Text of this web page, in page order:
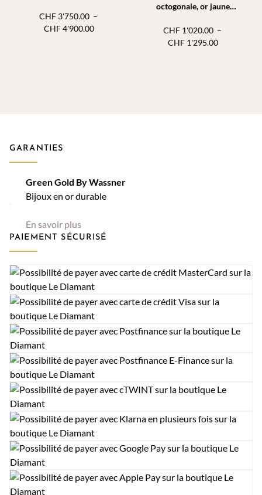
CHF3'750.00 –
CHF4'900.00Plage
octogonale, or jaune
CHF1'020.00 –
CHF 1'295.00Plage
GARANTIES
Green Gold By Wassner
Bijoux en or durable
En savoir plus
PAIEMENT SÉCURISÉ